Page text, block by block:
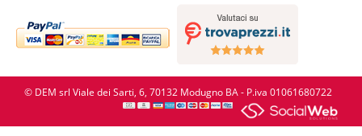
© DEM srl Viale dei Sarti, 6, 70132 Modugno BA - P.iva 01061680722